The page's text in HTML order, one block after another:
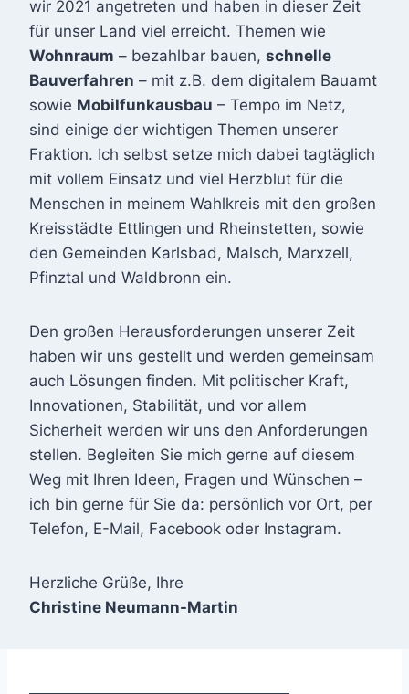
wir 2021 angetreten und haben in dieser Zeit
für unser Land viel erreicht. Themen wie
Wohnraum – bezahlbar bauen, schnelle
Bauverfahren – mit z.B. dem digitalem Bauamt
sowie Mobilfunkausbau – Tempo im Netz,
sind einige der wichtigen Themen unserer
Fraktion. Ich selbst setze mich dabei tagtäglich
mit vollem Einsatz und viel Herzblut für die
Menschen in meinem Wahlkreis mit den großen
Kreisstädte Ettlingen und Rheinstetten, sowie
den Gemeinden Karlsbad, Malsch, Marxzell,
Pfinztal und Waldbronn ein.
Den großen Herausforderungen unserer Zeit
haben wir uns gestellt und werden gemeinsam
auch Lösungen finden. Mit politischer Kraft,
Innovationen, Stabilität, und vor allem
Sicherheit werden wir uns den Anforderungen
stellen. Begleiten Sie mich gerne auf diesem
Weg mit Ihren Ideen, Fragen und Wünschen –
ich bin gerne für Sie da: persönlich vor Ort, per
Telefon, E-Mail, Facebook oder Instagram.
Herzliche Grüße, Ihre
Christine Neumann-Martin